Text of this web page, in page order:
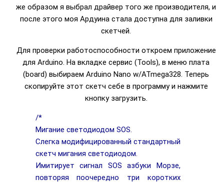
же образом я выбрал драйвер того же производителя, и
после этого моя Ардуина стала доступна для заливки
скетчей.
Для проверки работоспособности откроем приложение
для Arduino. На вкладке сервис (Tools), в меню плата
(board) выбираем Arduino Nano w/ATmega328. Теперь
скопируйте этот скетч себе в программу и нажмите
кнопку загрузить.
/*
Мигание светодиодом SOS.
Слегка модифицированный стандартный
скетч мигания светодиодом.
Имитирует сигнал SOS азбуки Морзе,
повторяя поочередно три коротких